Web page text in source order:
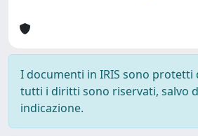
I documenti in IRIS sono protetti
tutti i diritti sono riservati, salvo
indicazione.